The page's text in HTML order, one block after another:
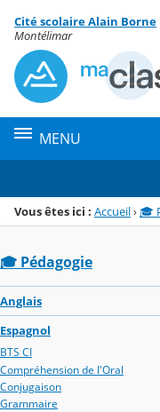
Menu de la rubrique
Contenu
Cité scolaire Alain Borne
Montélimar
MENU
Vous êtes ici : Accueil› 🎓
🎓 Pédagogie
Anglais
Espagnol
BTS CI
Compréhension de l'Oral
Conjugaison
Grammaire